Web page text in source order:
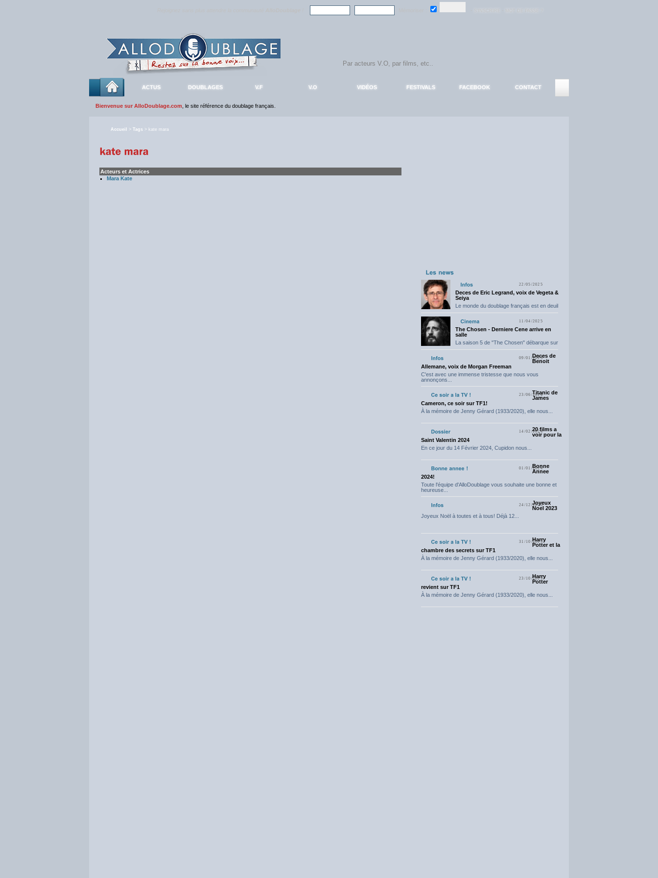
ACTUS DOUBLAGES V.F V.O VIDÉOS FESTIVALS FACEBOOK CONTACT
Bienvenue sur AlloDoublage.com , le site référence du doublage français.
Accueil > Tags > kate mara
Acteurs et Actrices
Mara Kate
22/05/2025
Deces de Eric Legrand, voix de Vegeta &
Seiya
Le monde du doublage français est en deuil
11/04/2025
The Chosen - Derniere Cene arrive en
salle
La saison 5 de "The Chosen" débarque sur
09/01/2025Deces de
Benoit
Allemane, voix de Morgan Freeman
C'est avec une immense tristesse que nous vous
annonçons...
23/06/2024Titanic de
James
Cameron, ce soir sur TF1!
À la mémoire de Jenny Gérard (1933/2020), elle nous...
14/02/202420 films a
voir pour la
Saint Valentin 2024
En ce jour du 14 Février 2024, Cupidon nous...
01/01/2024
Bonne
Annee
2024!
Toute l'équipe d'AlloDoublage vous souhaite une bonne et
heureuse...
24/12/2023
Joyeux
Noel 2023
Joyeux Noël à toutes et à tous! Déjà 12...
31/10/2023
Harry
Potter et la
chambre des secrets sur TF1
À la mémoire de Jenny Gérard (1933/2020), elle nous...
23/10/2023
Harry
Potter
revient sur TF1
À la mémoire de Jenny Gérard (1933/2020), elle nous...